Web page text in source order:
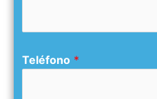
Teléfono *